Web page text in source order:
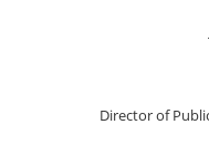
Director of